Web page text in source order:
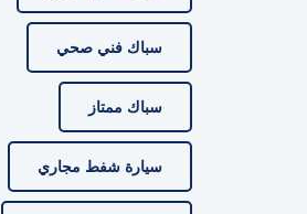
سباك فني صحي
سباك ممتاز
سيارة شفط مجاري